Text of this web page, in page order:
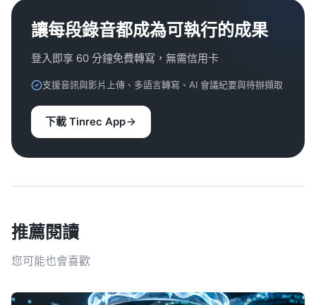
讓每段錄音都成為可執行的成果
登入即享 60 分鐘免費轉寫，無需信用卡
支援音訊與影片上傳、多語言轉寫、AI 會議紀要與待辦擷取
下載 Tinrec App
推薦閱讀
您可能也會喜歡